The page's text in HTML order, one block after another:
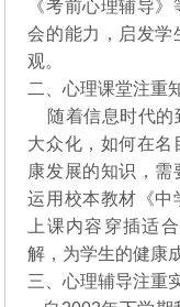
《考前心理辅导
会的能力，启发学
观。
二、心理课堂注重
随着信息时代的
大众化，如何在名
康发展的知识，
运用校本教材《中
上课内容穿插适
解，为学生的健康
三、心理辅导注重